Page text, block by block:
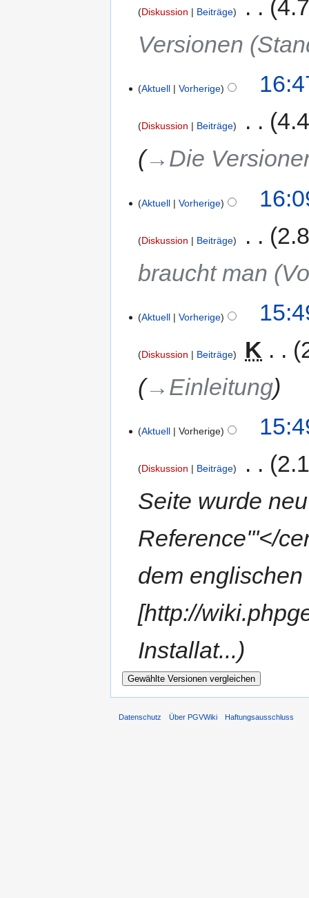
Diskussion Beiträge
Versionen
Aktuell Vorherige
Diskussion Beiträge
→‎Die
Aktuell Vorherige
Diskussion Beiträge
braucht man
Aktuell Vorherige
Diskussion Beiträge K
→‎Einleitung
Aktuell Vorherige
Diskussion Beiträge
Seite wurde
Reference'''</
dem
[http://
Installat...
Datenschutz Über PGVWiki Haftungsausschluss